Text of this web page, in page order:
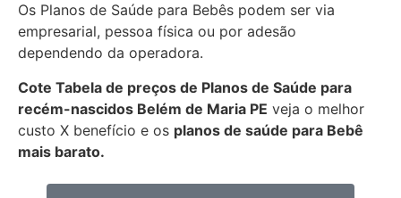
Os Planos de Saúde para Bebês podem ser via
empresarial, pessoa física ou por adesão
dependendo da operadora.
Cote Tabela de preços de Planos de Saúde para
recém-nascidos Belém de Maria PE veja o melhor
custo X benefício e os planos de saúde para Bebê
mais barato.